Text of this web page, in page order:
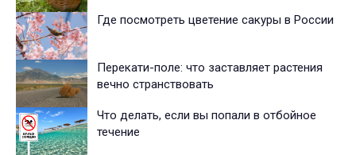
Где посмотреть цветение сакуры в России
Перекати-поле: что заставляет растения
вечно странствовать
Что делать, если вы попали в отбойное
течение